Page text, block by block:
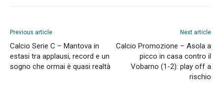
Previous article
Calcio Serie C – Mantova in
estasi tra applausi, record e un
sogno che ormai è quasi realtà
Next article
Calcio Promozione – Asola a
picco in casa contro il
Vobarno (1-2): play off a
rischio